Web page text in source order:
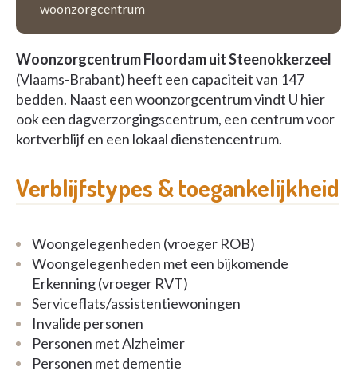
woonzorgcentrum
Woonzorgcentrum Floordam uit Steenokkerzeel
(Vlaams-Brabant) heeft een capaciteit van 147
bedden. Naast een woonzorgcentrum vindt U hier
ook een dagverzorgingscentrum, een centrum voor
kortverblijf en een lokaal dienstencentrum.
Verblijfstypes & toegankelijkheid
Woongelegenheden (vroeger ROB)
Woongelegenheden met een bijkomende
Erkenning (vroeger RVT)
Serviceflats/assistentiewoningen
Invalide personen
Personen met Alzheimer
Personen met dementie